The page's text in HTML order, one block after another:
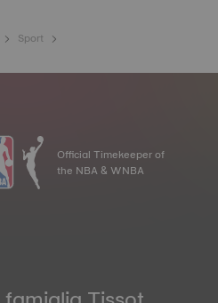
Sport
Official Timekeeper of
the NBA & WNBA